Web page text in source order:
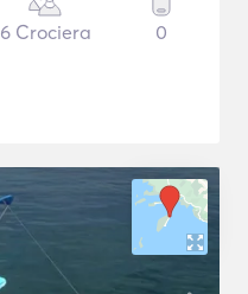
6 Crociera 0